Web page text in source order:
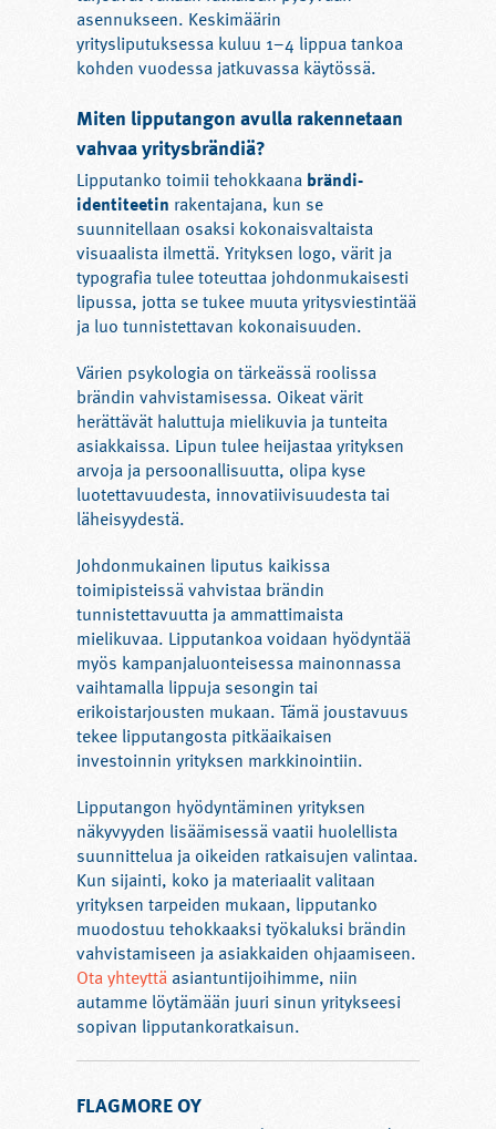
asennukseen. Keskimäärin
yritysliputuksessa kuluu 1–4 lippua tankoa
kohden vuodessa jatkuvassa käytössä.
Miten lipputangon avulla rakennetaan
vahvaa yritysbrändiä?
Lipputanko toimii tehokkaana brändi-
identiteetin rakentajana, kun se
suunnitellaan osaksi kokonaisvaltaista
visuaalista ilmettä. Yrityksen logo, värit ja
typografia tulee toteuttaa johdonmukaisesti
lipussa, jotta se tukee muuta yritysviestintää
ja luo tunnistettavan kokonaisuuden.
Värien psykologia on tärkeässä roolissa
brändin vahvistamisessa. Oikeat värit
herättävät haluttuja mielikuvia ja tunteita
asiakkaissa. Lipun tulee heijastaa yrityksen
arvoja ja persoonallisuutta, olipa kyse
luotettavuudesta, innovatiivisuudesta tai
läheisyydestä.
Johdonmukainen liputus kaikissa
toimipisteissä vahvistaa brändin
tunnistettavuutta ja ammattimaista
mielikuvaa. Lipputankoa voidaan hyödyntää
myös kampanjaluonteisessa mainonnassa
vaihtamalla lippuja sesongin tai
erikoistarjousten mukaan. Tämä joustavuus
tekee lipputangosta pitkäaikaisen
investoinnin yrityksen markkinointiin.
Lipputangon hyödyntäminen yrityksen
näkyvyyden lisäämisessä vaatii huolellista
suunnittelua ja oikeiden ratkaisujen valintaa.
Kun sijainti, koko ja materiaalit valitaan
yrityksen tarpeiden mukaan, lipputanko
muodostuu tehokkaaksi työkaluksi brändin
vahvistamiseen ja asiakkaiden ohjaamiseen.
Ota yhteyttä asiantuntijoihimme, niin
autamme löytämään juuri sinun yritykseesi
sopivan lipputankoratkaisun.
FLAGMORE OY